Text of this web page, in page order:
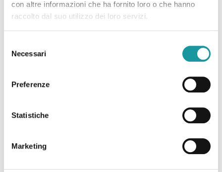
con altre informazioni che ha fornito loro o che hanno
raccolto dal suo utilizzo dei loro servizi.
delNecessari
Preferenze
Statistiche
Marketing
Ageop Ricerca – Odv
Ospedaliero-Universitaria di Bologna